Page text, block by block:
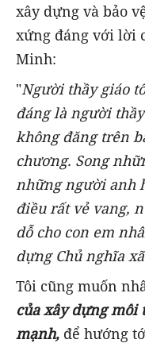
xây dựng và bảo
xứng đáng với lời
Minh:
"Người thầy giáo
đáng là người
không đăng trên
chương. Song
những người anh
điều rất vẻ vang,
dỗ cho con em
dựng Chủ nghĩa
Tôi cũng muốn
của xây dựng môi
mạnh, để hướng